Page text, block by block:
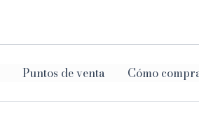
Puntos de venta Cómo